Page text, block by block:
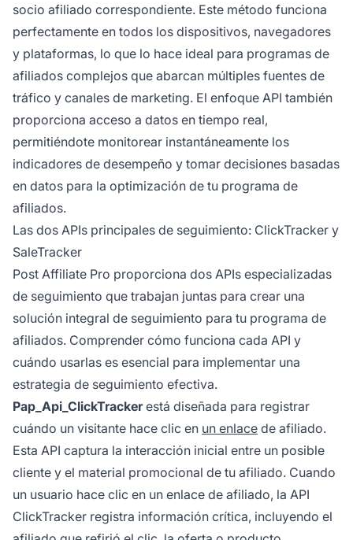
socio afiliado correspondiente. Este método funciona
perfectamente en todos los dispositivos, navegadores
y plataformas, lo que lo hace ideal para programas de
afiliados complejos que abarcan múltiples fuentes de
tráfico y canales de marketing. El enfoque API también
proporciona acceso a datos en tiempo real,
permitiéndote monitorear instantáneamente los
indicadores de desempeño y tomar decisiones basadas
en datos para la optimización de tu programa de
afiliados.
Las dos APIs principales de seguimiento: ClickTracker y
SaleTracker
Post Affiliate Pro proporciona dos APIs especializadas
de seguimiento que trabajan juntas para crear una
solución integral de seguimiento para tu programa de
afiliados. Comprender cómo funciona cada API y
cuándo usarlas es esencial para implementar una
estrategia de seguimiento efectiva.
Pap_Api_ClickTrackerestá diseñada para registrar
cuándo un visitante hace clic en un enlace de afiliado.
Esta API captura la interacción inicial entre un posible
cliente y el material promocional de tu afiliado. Cuando
un usuario hace clic en un enlace de afiliado, la API
ClickTracker registra información crítica, incluyendo el